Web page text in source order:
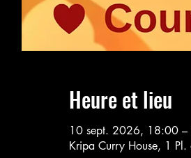
Heure et lieu
10 sept. 2026, 18:00 –
Kripa Curry House, 1